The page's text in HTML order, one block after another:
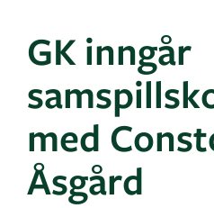
GK inngår
med
Åsgård